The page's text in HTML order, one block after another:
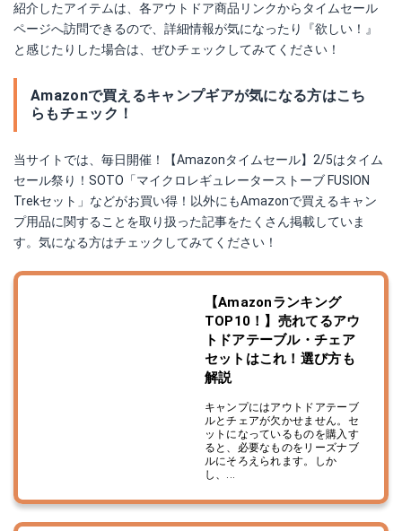
紹介したアイテムは、各アウトドア商品リンクからタイムセール
ページへ訪問できるので、詳細情報が気になったり『欲しい！』
と感じたりした場合は、ぜひチェックしてみてください！
Amazonで買えるキャンプギアが気になる方はこち
らもチェック！
当サイトでは、毎日開催！【Amazonタイムセール】2/5はタイム
セール祭り！SOTO「マイクロレギュレーターストーブ FUSION
Trekセット」などがお買い得！以外にもAmazonで買えるキャン
プ用品に関することを取り扱った記事をたくさん掲載していま
す。気になる方はチェックしてみてください！
【Amazonランキング
TOP10！】売れてるアウ
トドアテーブル・チェア
セットはこれ！選び方も
解説
キャンプにはアウトドアテーブ
ルとチェアが欠かせません。セ
ットになっているものを購入す
ると、必要なものをリーズナブ
ルにそろえられます。しか
し、...